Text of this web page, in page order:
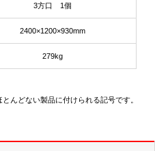
3方口 1個
2400×1200×930mm
279kg
どない製品に付けられる記号です。